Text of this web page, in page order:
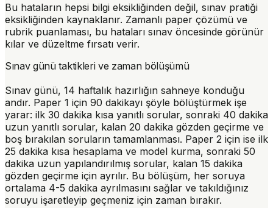
Bu hataların hepsi bilgi eksikliğinden değil, sınav pratiği
eksikliğinden kaynaklanır. Zamanlı paper çözümü ve
rubrik puanlaması, bu hataları sınav öncesinde görünür
kılar ve düzeltme fırsatı verir.
Sınav günü taktikleri ve zaman bölüşümü
Sınav günü, 14 haftalık hazırlığın sahneye konduğu
andır. Paper 1 için 90 dakikayı şöyle bölüştürmek işe
yarar: ilk 30 dakika kısa yanıtlı sorular, sonraki 40 dakika
uzun yanıtlı sorular, kalan 20 dakika gözden geçirme ve
boş bırakılan soruların tamamlanması. Paper 2 için ise ilk
25 dakika kısa hesaplama ve model kurma, sonraki 50
dakika uzun yapılandırılmış sorular, kalan 15 dakika
gözden geçirme için ayrılır. Bu bölüşüm, her soruya
ortalama 4-5 dakika ayrılmasını sağlar ve takıldığınız
soruyu işaretleyip geçmeniz için zaman bırakır.